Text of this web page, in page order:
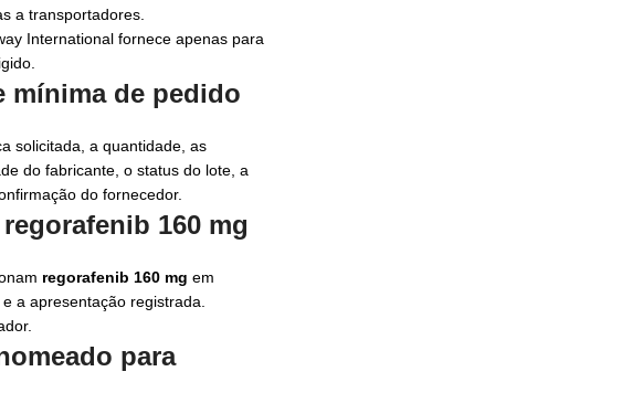
a transportadores.
International fornece apenas para
mínima de pedido
solicitada, a quantidade, as
do fabricante, o status do lote, a
do fornecedor.
regorafenib 160 mg
regorafenib 160 mg em
a apresentação registrada.
para